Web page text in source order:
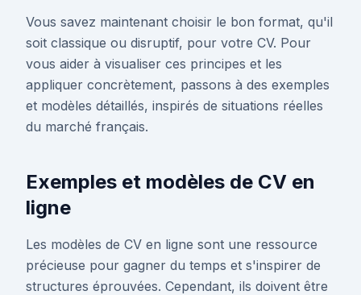
Vous savez maintenant choisir le bon format, qu'il
soit classique ou disruptif, pour votre CV. Pour
vous aider à visualiser ces principes et les
appliquer concrètement, passons à des exemples
et modèles détaillés, inspirés de situations réelles
du marché français.
Exemples et modèles de CV en
ligne
Les modèles de CV en ligne sont une ressource
précieuse pour gagner du temps et s'inspirer de
structures éprouvées. Cependant, ils doivent être